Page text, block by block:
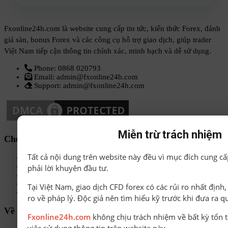
Fxonline24h.com là website cung cấp tin tức, kiến thức Forex, đánh
giá sàn, bonus Forex và các công cụ hỗ trợ giao dịch, giúp trader
Việt Nam tiếp cận thông tin chính xác, minh bạch và dễ sử dụng.
Phone: 0868 020793
Email: admin@fxonline24h.com
Support: admin@fxonline24h.com
Chuyên mục
Sách-Ebook
Sàn Forex uy tín
Bonus Deposit
Bonus No Deposit
Kiến thức Forex A-Z
Về chúng tôi
Miễn trừ trách nhiệm
Tất cả nội dung trên website này đều vì mục đích cung
phải lời khuyên đầu tư.
Tại Việt Nam, giao dịch CFD forex có các rủi ro nhất
ro về pháp lý. Độc giả nên tìm hiểu kỹ trước khi đưa ra
Fxonline24h.com không chịu trách nhiệm về bất kỳ tổn